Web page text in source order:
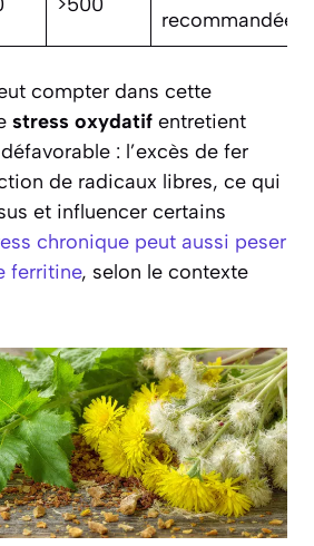
recommandée
compter dans cette
stress oxydatif entretient
: l’excès de fer
de radicaux libres, ce qui
et influencer certains
chronique peut aussi peser
ferritine, selon le contexte